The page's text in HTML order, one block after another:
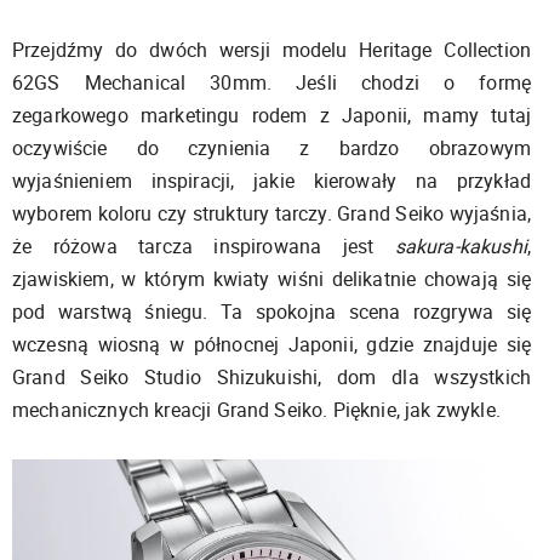
Przejdźmy do dwóch wersji modelu Heritage Collection
62GS Mechanical 30mm. Jeśli chodzi o formę
zegarkowego marketingu rodem z Japonii, mamy tutaj
oczywiście do czynienia z bardzo obrazowym
wyjaśnieniem inspiracji, jakie kierowały na przykład
wyborem koloru czy struktury tarczy. Grand Seiko wyjaśnia,
że różowa tarcza inspirowana jest sakura-kakushi,
zjawiskiem, w którym kwiaty wiśni delikatnie chowają się
pod warstwą śniegu. Ta spokojna scena rozgrywa się
wczesną wiosną w północnej Japonii, gdzie znajduje się
Grand Seiko Studio Shizukuishi, dom dla wszystkich
mechanicznych kreacji Grand Seiko. Pięknie, jak zwykle.